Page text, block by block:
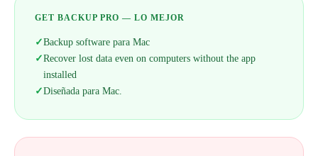
GET BACKUP PRO — LO MEJOR
✓Backup software para Mac
✓Recover lost data even on computers without the app
installed
✓Diseñada para Mac.